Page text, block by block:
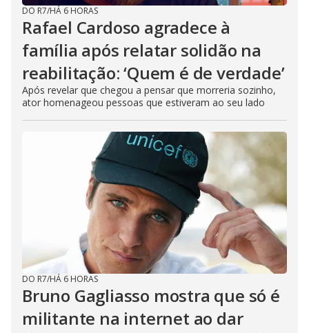
DO R7/HÁ 6 HORAS
Rafael Cardoso agradece à
família após relatar solidão na
reabilitação: ‘Quem é de verdade’
Após revelar que chegou a pensar que morreria sozinho,
ator homenageou pessoas que estiveram ao seu lado
DO R7/HÁ 6 HORAS
Bruno Gagliasso mostra que só é
militante na internet ao dar